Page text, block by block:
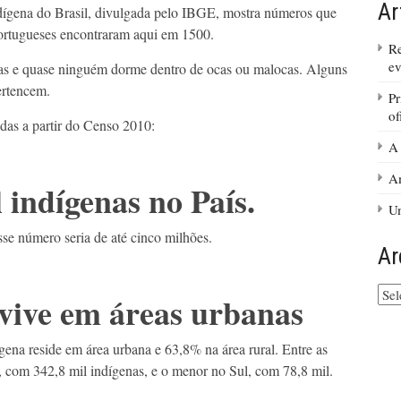
do Brasil, divulgada pelo IBGE, mostra números que
encontraram aqui em 1500.
e quase ninguém dorme dentro de ocas ou malocas. Alguns
a partir do Censo 2010:
no País.
número seria de até cinco milhões.
em áreas urbanas
reside em área urbana e 63,8% na área rural. Entre as
342,8 mil indígenas, e o menor no Sul, com 78,8 mil.
A
do